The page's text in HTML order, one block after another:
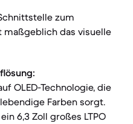
zum
maßgeblich das visuelle
OLED-Technologie, die
Farben sorgt.
6,3 Zoll großes LTPO